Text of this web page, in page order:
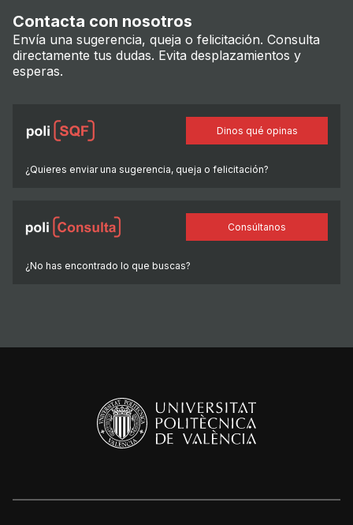
Contacta con nosotros
Envía una sugerencia, queja o felicitación. Consulta
directamente tus dudas. Evita desplazamientos y
esperas.
¿Quieres enviar una sugerencia, queja o felicitación?
Dinos qué opinas
¿No has encontrado lo que buscas?
Consúltanos